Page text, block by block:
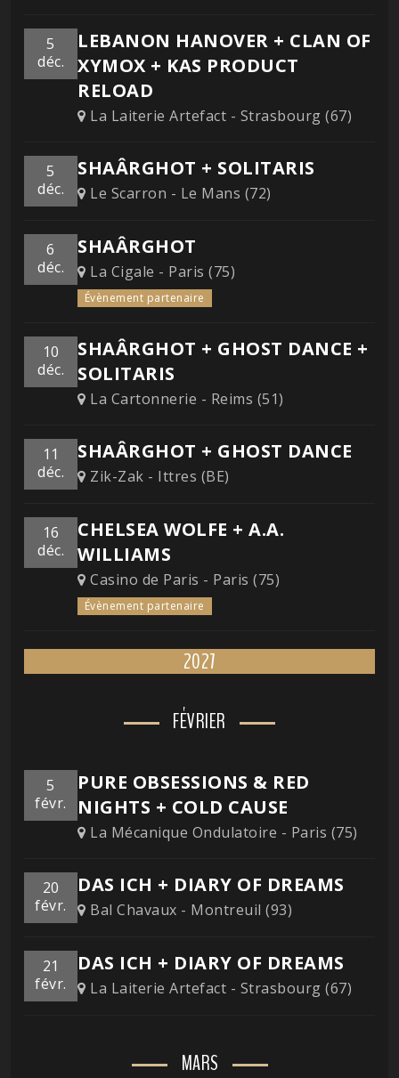
5
déc.
LEBANON HANOVER + CLAN OF
XYMOX + KAS PRODUCT
RELOAD
La Laiterie Artefact - Strasbourg (67)
5
déc.
SHAÂRGHOT + SOLITARIS
Le Scarron - Le Mans (72)
6
déc.
SHAÂRGHOT
La Cigale - Paris (75)
Évènement partenaire
10
déc.
SHAÂRGHOT + GHOST DANCE +
SOLITARIS
La Cartonnerie - Reims (51)
11
déc.
SHAÂRGHOT + GHOST DANCE
Zik-Zak - Ittres (BE)
16
déc.
CHELSEA WOLFE + A.A.
WILLIAMS
Casino de Paris - Paris (75)
Évènement partenaire
2027
FÉVRIER
5
févr.
PURE OBSESSIONS & RED
NIGHTS + COLD CAUSE
La Mécanique Ondulatoire - Paris (75)
20
févr.
DAS ICH + DIARY OF DREAMS
Bal Chavaux - Montreuil (93)
21
févr.
DAS ICH + DIARY OF DREAMS
La Laiterie Artefact - Strasbourg (67)
MARS